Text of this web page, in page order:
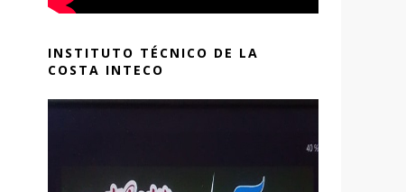
INSTITUTO TÉCNICO DE LA
COSTA INTECO